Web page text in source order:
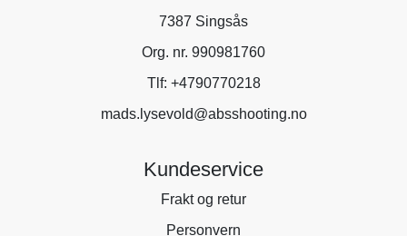
7387 Singsås
Org. nr. 990981760
Tlf: +4790770218
mads.lysevold@absshooting.no
Kundeservice
Frakt og retur
Personvern